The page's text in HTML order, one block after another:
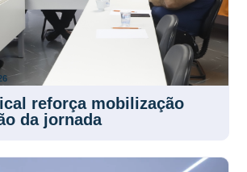
reforça mobilização
da jornada